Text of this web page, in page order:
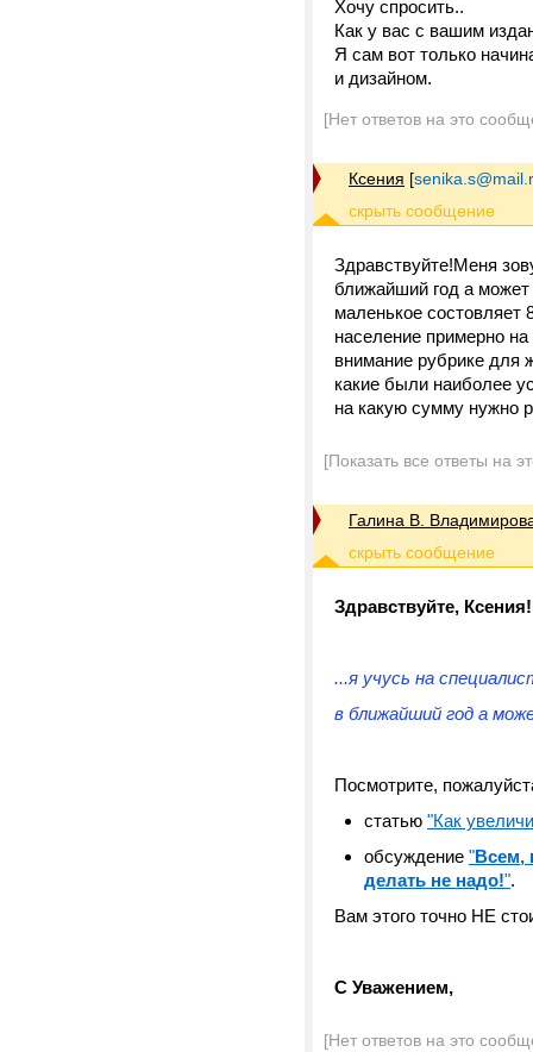
Хочу спросить..
Как у вас с вашим
Я сам вот только
и дизайном.
[Нет ответов на это
Ксения [
Здравствуйте!Меня
ближайший год а может
маленькое состовляет
население примерно
внимание рубрике для
какие были наиболее
на какую сумму нужно
[Показать все ответы на
Галина В.
Здравствуйте, Ксения!
...я учусь на
в ближайший год а
Посмотрите,
статью "Как
обсуждение "Всем,
делать не надо!".
Вам этого точно НЕ
С Уважением,
[Нет ответов на это